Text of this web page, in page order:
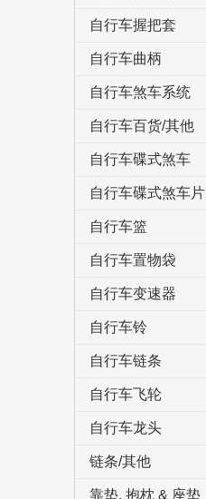
自行车握把套
自行车曲柄
自行车煞车系统
自行车百货/其他
自行车碟式煞车
自行车碟式煞车片
自行车篮
自行车置物袋
自行车变速器
自行车铃
自行车链条
自行车飞轮
自行车龙头
链条/其他
靠垫, 抱枕 & 座垫